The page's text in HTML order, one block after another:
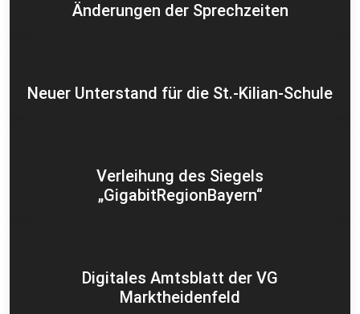
Änderungen der Sprechzeiten
Neuer Unterstand für die St.-Kilian-Schule
Verleihung des Siegels
„GigabitRegionBayern“
Digitales Amtsblatt der VG
Marktheidenfeld